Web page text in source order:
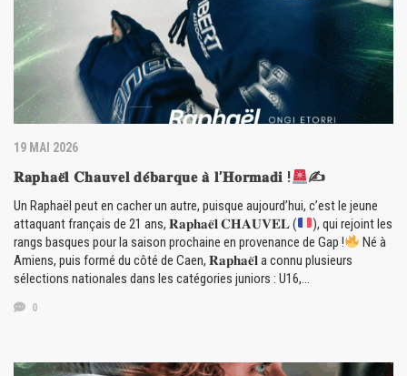
19 MAI 2026
𝐑𝐚𝐩𝐡𝐚𝐞̈𝐥 𝐂𝐡𝐚𝐮𝐯𝐞𝐥 𝐝𝐞́𝐛𝐚𝐫𝐪𝐮𝐞 𝐚̀ 𝐥’𝐇𝐨𝐫𝐦𝐚𝐝𝐢 ! ✍
Un Raphaël peut en cacher un autre, puisque aujourd’hui, c’est le jeune
attaquant français de 21 ans, 𝐑𝐚𝐩𝐡𝐚𝐞̈𝐥 𝐂𝐇𝐀𝐔𝐕𝐄𝐋 (
), qui rejoint les
rangs basques pour la saison prochaine en provenance de Gap !
Né à
Amiens, puis formé du côté de Caen, 𝐑𝐚𝐩𝐡𝐚𝐞̈𝐥 a connu plusieurs
sélections nationales dans les catégories juniors : U16,…
0